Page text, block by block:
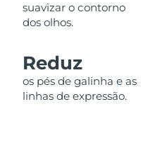
suavizar o contorno
dos olhos.
Reduz
os pés de galinha e as
linhas de expressão.
Noruega
Filipinas